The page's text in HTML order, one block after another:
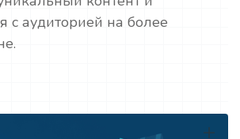
с аудиторией на более